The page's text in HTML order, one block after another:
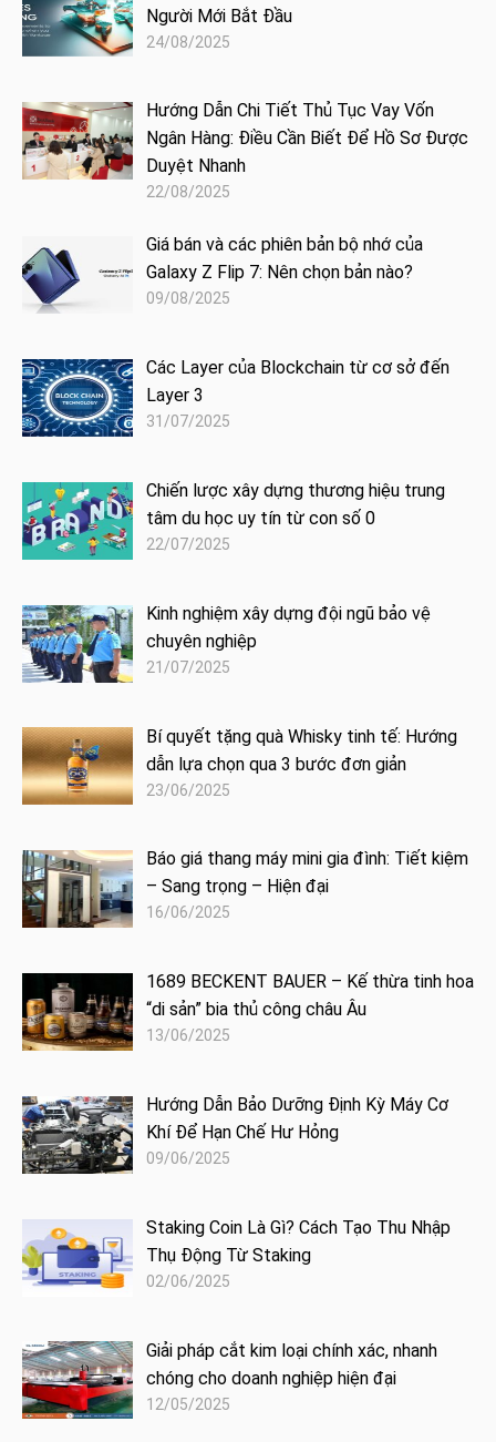
Người Mới Bắt Đầu
24/08/2025
Hướng Dẫn Chi Tiết Thủ Tục Vay Vốn
Ngân Hàng: Điều Cần Biết Để Hồ Sơ Được
Duyệt Nhanh
22/08/2025
Giá bán và các phiên bản bộ nhớ của
Galaxy Z Flip 7: Nên chọn bản nào?
09/08/2025
Các Layer của Blockchain từ cơ sở đến
Layer 3
31/07/2025
Chiến lược xây dựng thương hiệu trung
tâm du học uy tín từ con số 0
22/07/2025
Kinh nghiệm xây dựng đội ngũ bảo vệ
chuyên nghiệp
21/07/2025
Bí quyết tặng quà Whisky tinh tế: Hướng
dẫn lựa chọn qua 3 bước đơn giản
23/06/2025
Báo giá thang máy mini gia đình: Tiết kiệm
– Sang trọng – Hiện đại
16/06/2025
1689 BECKENT BAUER – Kế thừa tinh hoa
“di sản” bia thủ công châu Âu
13/06/2025
Hướng Dẫn Bảo Dưỡng Định Kỳ Máy Cơ
Khí Để Hạn Chế Hư Hỏng
09/06/2025
Staking Coin Là Gì? Cách Tạo Thu Nhập
Thụ Động Từ Staking
02/06/2025
Giải pháp cắt kim loại chính xác, nhanh
chóng cho doanh nghiệp hiện đại
12/05/2025